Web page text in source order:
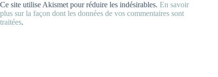
Ce site utilise Akismet pour réduire les indésirables. En savoir
plus sur la façon dont les données de vos commentaires sont
traitées.